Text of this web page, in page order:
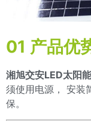
01 产品优
湘旭交安LED太阳
须使用电源， 安装
保。